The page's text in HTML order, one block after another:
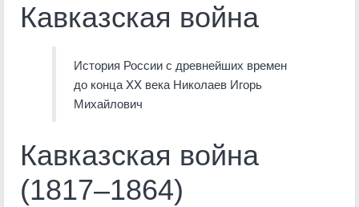
Кавказская война
История России с древнейших времен
до конца XX века Николаев Игорь
Михайлович
Кавказская война
(1817–1864)